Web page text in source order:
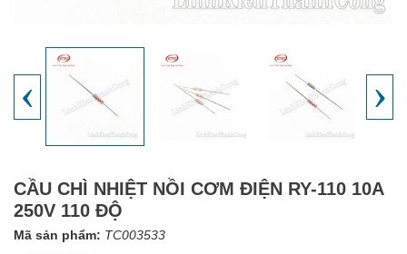
‹ ›
CẦU CHÌ NHIỆT NỒI CƠM ĐIỆN RY-110 10A
250V 110 ĐỘ
Mã sản phẩm: TC003533